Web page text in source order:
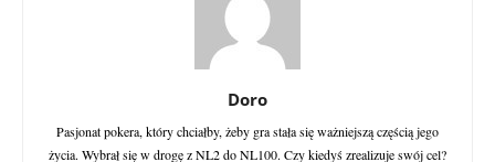
Doro
Pasjonat pokera, który chciałby, żeby gra stała się ważniejszą częścią jego
życia. Wybrał się w drogę z NL2 do NL100. Czy kiedyś zrealizuje swój cel?